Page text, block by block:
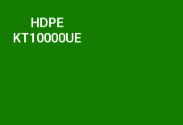
HDPE
KT10000UE